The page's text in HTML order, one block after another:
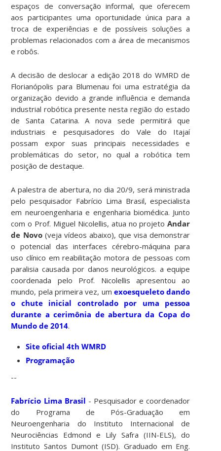
espaços de conversação informal, que oferecem
aos participantes uma oportunidade única para a
troca de experiências e de possíveis soluções a
problemas relacionados com a área de mecanismos
e robôs.
A decisão de deslocar a edição 2018 do WMRD de
Florianópolis para Blumenau foi uma estratégia da
organização devido a grande influência e demanda
industrial robótica presente nesta região do estado
de Santa Catarina. A nova sede permitirá que
industriais e pesquisadores do Vale do Itajaí
possam expor suas principais necessidades e
problemáticas do setor, no qual a robótica tem
posição de destaque.
A palestra de abertura, no dia 20/9, será ministrada
pelo pesquisador Fabrício Lima Brasil, especialista
em neuroengenharia e engenharia biomédica. Junto
com o Prof. Miguel Nicolellis, atua no projetoAndar
de Novo(veja vídeos abaixo), que visa demonstrar
o potencial das interfaces cérebro-máquina para
uso clínico em reabilitação motora de pessoas com
paralisia causada por danos neurológicos. a equipe
coordenada pelo Prof. Nicolellis apresentou ao
mundo, pela primeira vez, um exoesqueleto dando
o chute inicial controlado por uma pessoa
durante a cerimônia de abertura da Copa do
Mundo de 2014.
Site oficial 4th WMRD
Programação
--
Fabrício Lima Brasil - Pesquisador e coordenador
do Programa de Pós-Graduação em
Neuroengenharia do Instituto Internacional de
Neurociências Edmond e Lily Safra (IIN-ELS), do
Instituto Santos Dumont (ISD). Graduado em Eng.